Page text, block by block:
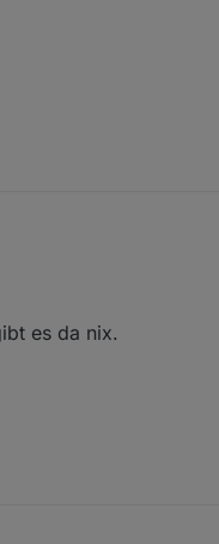
Steht alles im Wiki.
es da nix.